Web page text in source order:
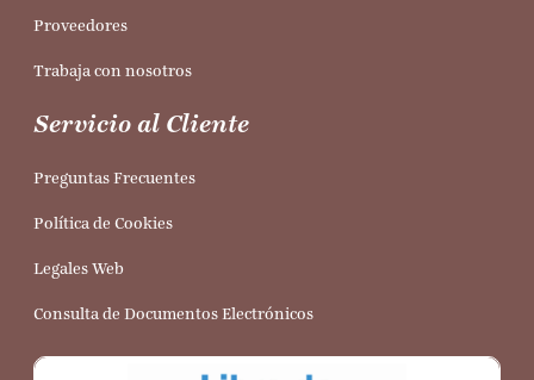
Proveedores
Trabaja con nosotros
Servicio al Cliente
Preguntas Frecuentes
Política de Cookies
Legales Web
Consulta de Documentos Electrónicos